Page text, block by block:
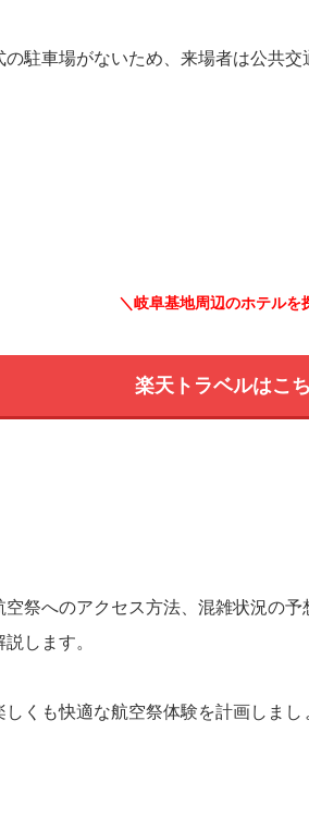
の駐車場がないため、来場者は公共
＼岐阜基地周辺のホテルを
楽天トラベルはこ
祭へのアクセス方法、混雑状況の
します。
くも快適な航空祭体験を計画しまし